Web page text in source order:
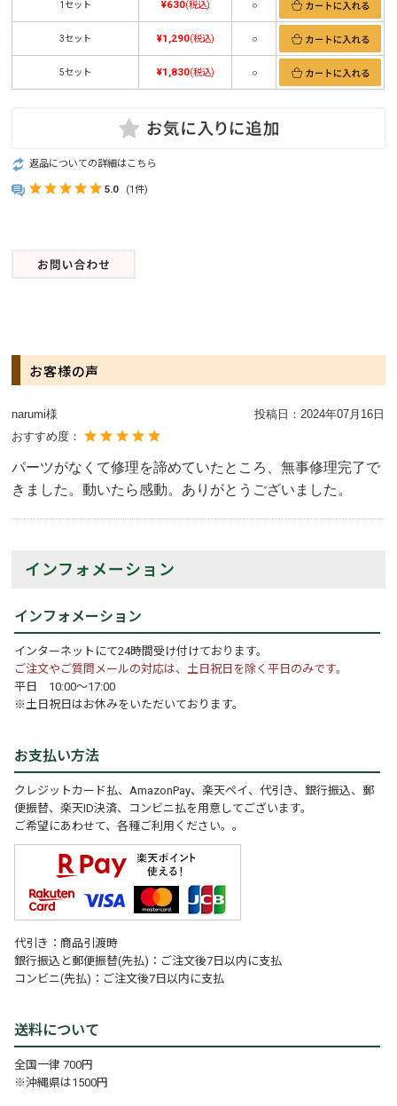
1セット ¥630(税込) ○
3セット ¥1,290(税込) ○
5セット ¥1,830(税込) ○
返品についての詳細はこちら
5.0 (1件)
お客様の声
narumi様 投稿日： 2024年07月16日
おすすめ度：
パーツがなくて修理を諦めていたところ、無事修理完了で
きました。動いたら感動。ありがとうございました。
インフォメーション
インフォメーション
インターネットにて24時間受け付けております。
ご注文やご質問メールの対応は、土日祝日を除く平日のみです。
平日 10:00～17:00
※土日祝日はお休みをいただいております。
お支払い方法
クレジットカード払、AmazonPay、楽天ペイ、代引き、銀行振込、郵
便振替、楽天ID決済、コンビニ払を用意してございます。
ご希望にあわせて、各種ご利用ください。。
代引き：商品引渡時
銀行振込と郵便振替(先払)：ご注文後7日以内に支払
コンビニ(先払)：ご注文後7日以内に支払
送料について
全国一律 700円
※沖縄県は1500円